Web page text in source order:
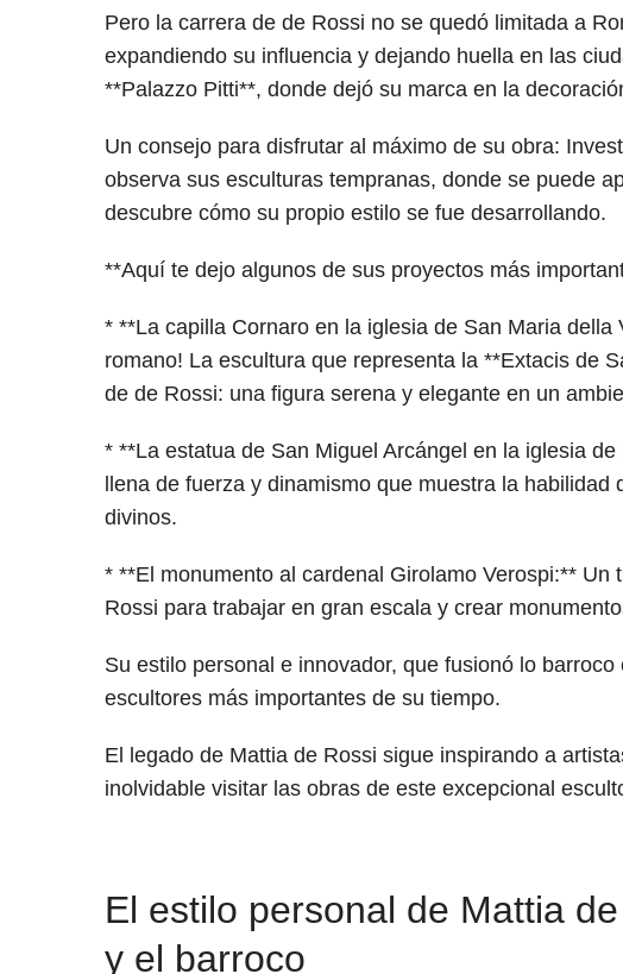
Pero la carrera de de Rossi no se quedó limitada a
expandiendo su influencia y dejando huella en las
**Palazzo Pitti**, donde dejó su marca en la
Un consejo para disfrutar al máximo de su obra:
observa sus esculturas tempranas, donde se puede
descubre cómo su propio estilo se fue desarrollando.
**Aquí te dejo algunos de sus proyectos más
* **La capilla Cornaro en la iglesia de San Maria
romano! La escultura que representa la **Extacis de
de de Rossi: una figura serena y elegante en un
* **La estatua de San Miguel Arcángel en la iglesia
llena de fuerza y dinamismo que muestra la
divinos.
* **El monumento al cardenal Girolamo Verospi:**
Rossi para trabajar en gran escala y crear
Su estilo personal e innovador, que fusionó lo
escultores más importantes de su tiempo.
El legado de Mattia de Rossi sigue inspirando a
inolvidable visitar las obras de este excepcional
El estilo personal de Mattia
y el barroco